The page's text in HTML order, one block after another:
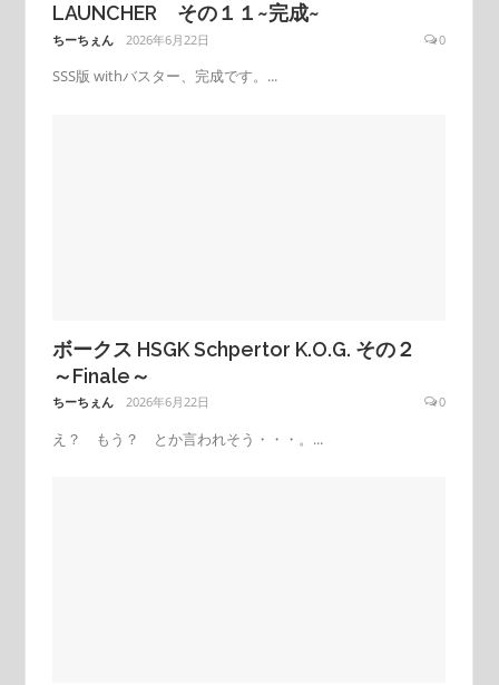
LAUNCHER その１１~完成~
ちーちぇん 2026年6月22日 0
SSS版 withバスター、完成です。...
ボークス HSGK Schpertor K.O.G. その２
～Finale～
ちーちぇん 2026年6月22日 0
え？ もう？ とか言われそう・・・。...